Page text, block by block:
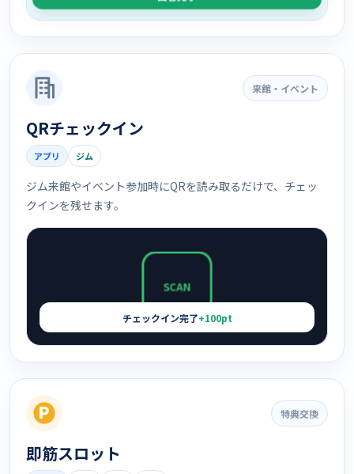
来館・イベント
QRチェックイン
アプリ ジム
ジム来館やイベント参加時にQRを読み取るだけで、チェッ
クインを残せます。
SCAN
特典交換
即筋スロット